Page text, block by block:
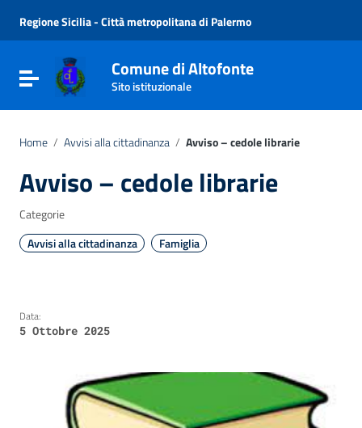
Vai al menu di navigazione
Vai al footer
Regione Sicilia - Città metropolitana di Palermo
Attiva / disattiva la navigazione
Comune di Altofonte
Sito istituzionale
Home / Avvisi alla cittadinanza / Avviso – cedole librarie
Avviso – cedole librarie
Categorie
Avvisi alla cittadinanza
Famiglia
Data:
5 Ottobre 2025